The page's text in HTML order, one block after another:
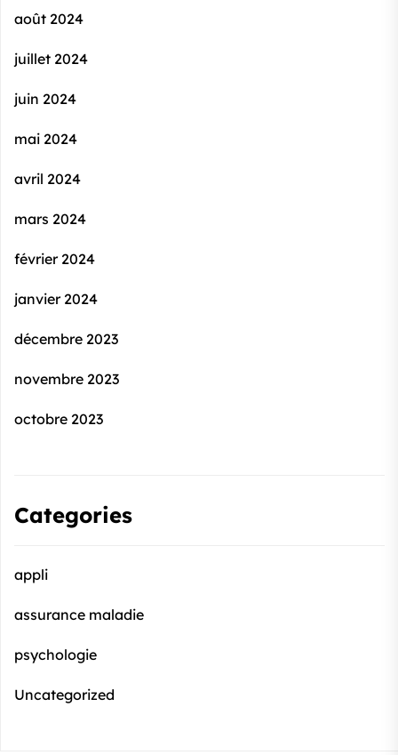
août 2024
juillet 2024
juin 2024
mai 2024
avril 2024
mars 2024
février 2024
janvier 2024
décembre 2023
novembre 2023
octobre 2023
Categories
appli
assurance maladie
psychologie
Uncategorized